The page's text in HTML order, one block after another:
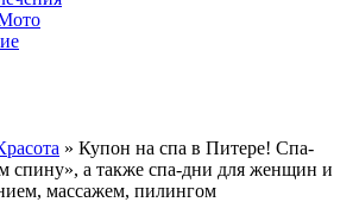
» Купон на спа в Питере! Спа-
спину», а также спа-дни для женщин и
массажем, пилингом